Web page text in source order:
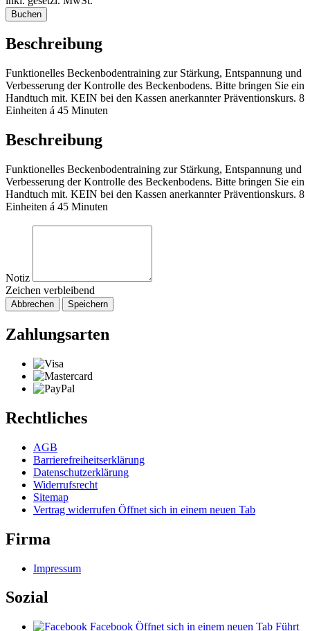
Buchen
Beschreibung
Funktionelles Beckenbodentraining zur Stärkung, Entspannung und
Verbesserung der Kontrolle des Beckenbodens. Bitte bringen Sie ein
Handtuch mit. KEIN bei den Kassen anerkannter Präventionskurs. 8
Einheiten á 45 Minuten
Beschreibung
Funktionelles Beckenbodentraining zur Stärkung, Entspannung und
Verbesserung der Kontrolle des Beckenbodens. Bitte bringen Sie ein
Handtuch mit. KEIN bei den Kassen anerkannter Präventionskurs. 8
Einheiten á 45 Minuten
Notiz
Zeichen verbleibend
Abbrechen Speichern
Zahlungsarten
Rechtliches
AGB
Barrierefreiheitserklärung
Datenschutzerklärung
Widerrufsrecht
Sitemap
Vertrag widerrufen Öffnet sich in einem neuen Tab
Firma
Impressum
Sozial
Facebook Öffnet sich in einem neuen Tab Führt